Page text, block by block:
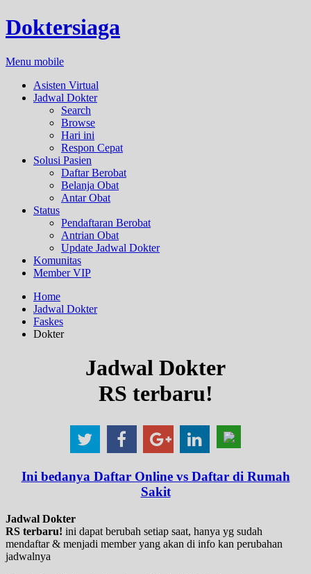
Doktersiaga
Menu mobile
Asisten Virtual
Jadwal Dokter
Search
Browse
Hari ini
Respon Cepat
Solusi Pasien
Daftar Berobat
Belanja Obat
Antar Obat
Status
Pendaftaran Berobat
Antrian Obat
Update Jadwal Dokter
Komunitas
Member VIP
Home
Jadwal Dokter
Faskes
Dokter
Jadwal Dokter
RS terbaru!
Ini bedanya Daftar Online vs Daftar di Rumah
Sakit
Jadwal Dokter
RS terbaru! ini dapat berubah setiap saat, hanya yg sudah
mendaftar & menjadi member yang akan di info kan perubahan
jadwalnya